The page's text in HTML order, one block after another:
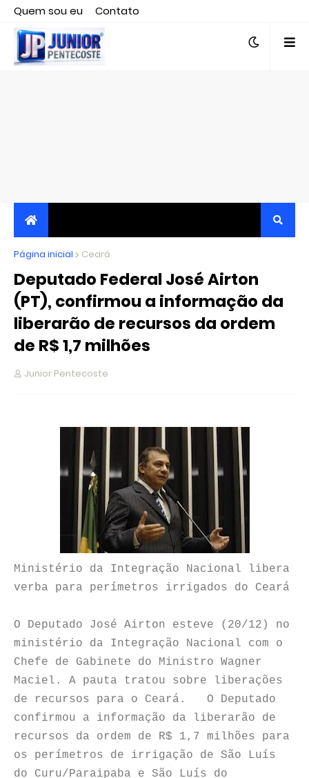
Quem sou eu
Contato
Editor responsável, jornalista Clovis Almeida.
JORNALISMO INDEPENDENTE, TRANSPARENTE E
CRÍTICO
Página inicial Ceará
Deputado Federal José Airton
(PT), confirmou a informação da
liberarão de recursos da ordem
Junior Pentecoste
Ministério da Integração Nacional libera
verba para perímetros irrigados do Ceará
O Deputado José Airton esteve (20/12) no
ministério da Integração Nacional com o
Chefe de Gabinete do Ministro Wagner
Maciel. A pauta tratou sobre liberações
de recursos para o Ceará. O Deputado
confirmou a informação da liberarão de
recursos da ordem de R$ 1,7 milhões para
os perímetros de irrigação de São Luís
do Curu/Paraipaba e São Luís do